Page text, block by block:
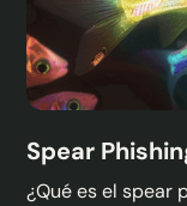
Spear
¿Qué es el spear